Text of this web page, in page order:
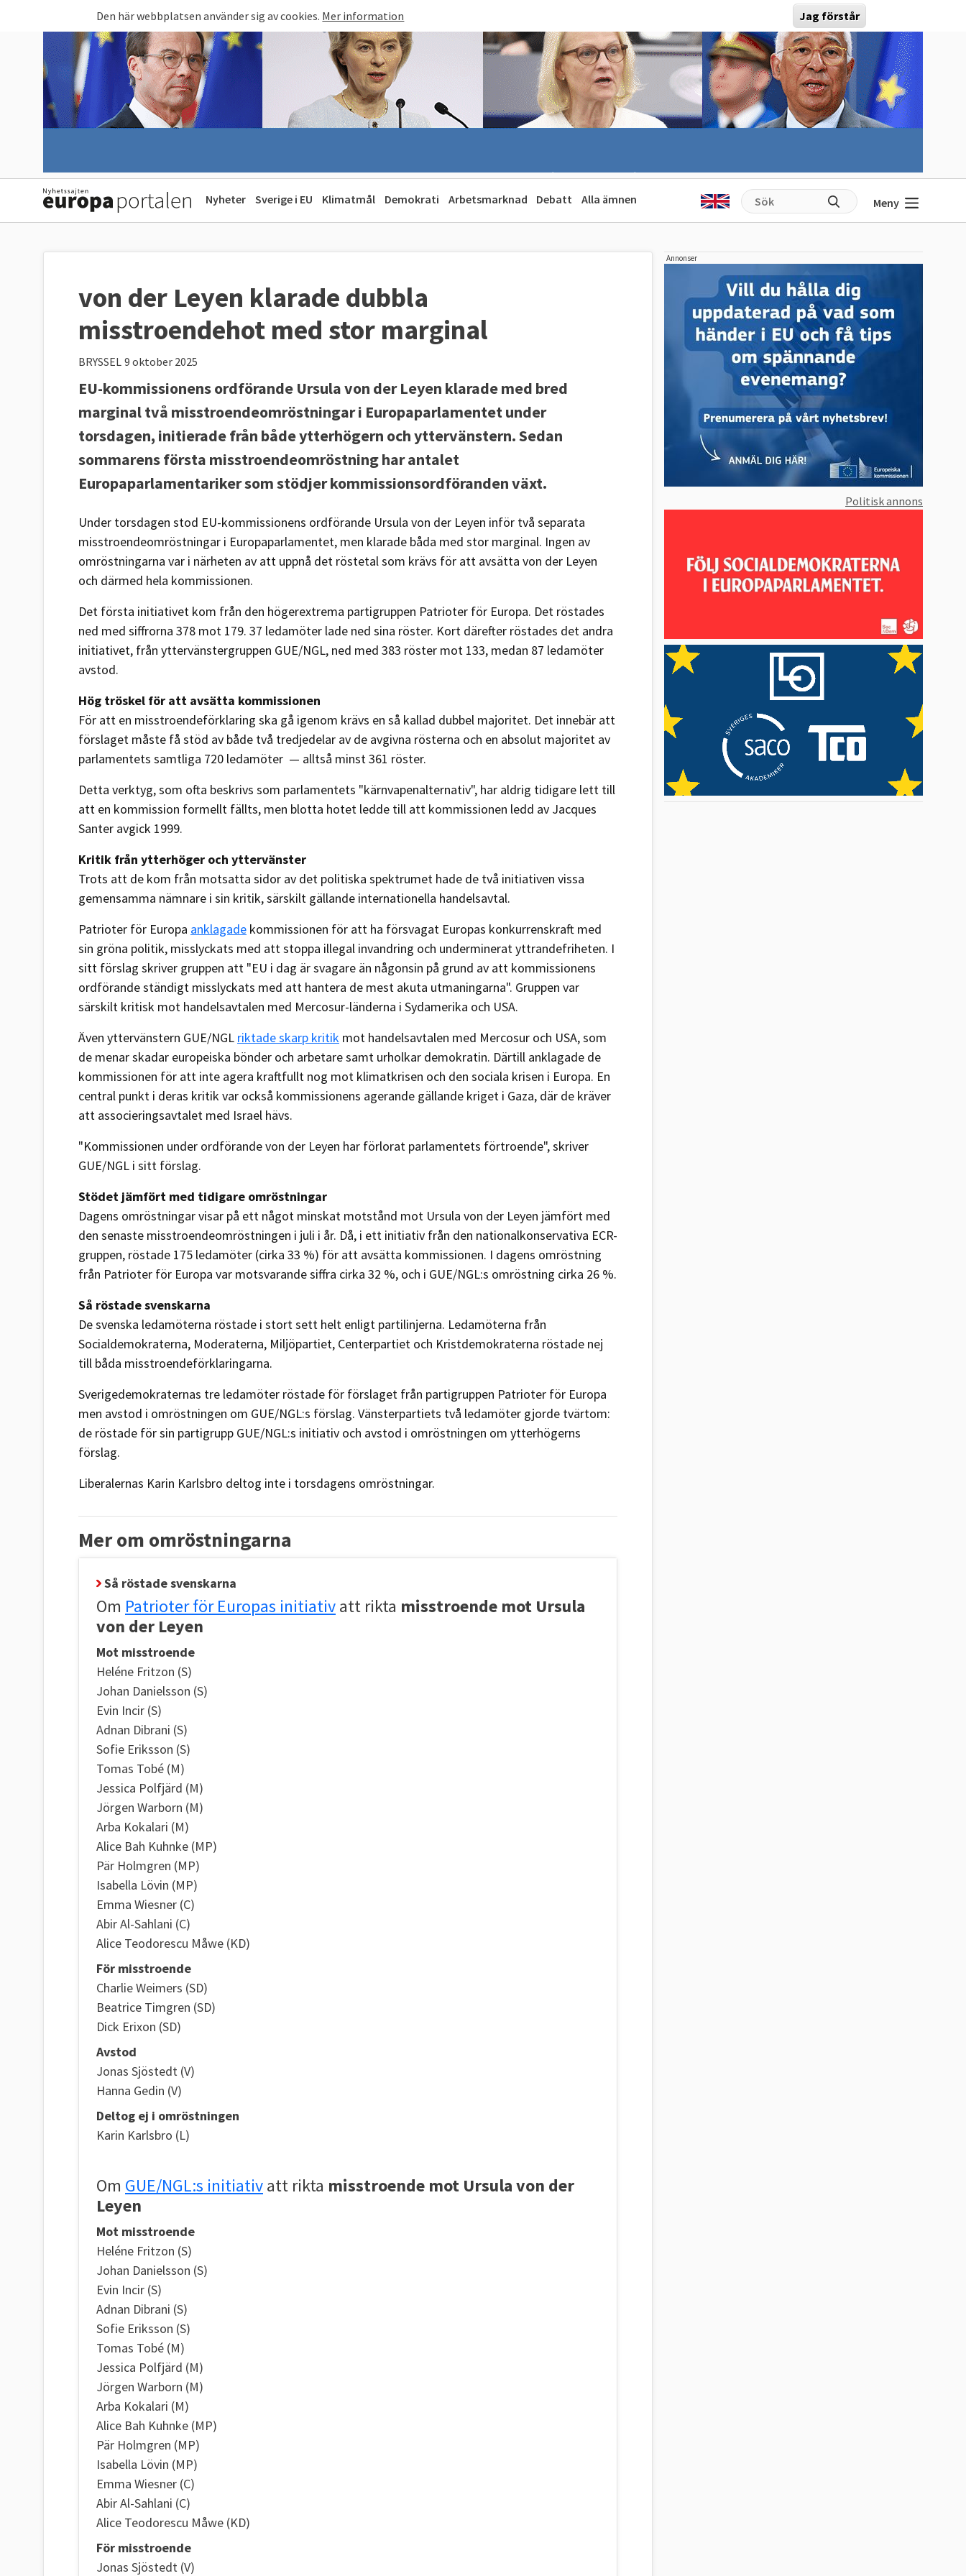
Den här webbplatsen använder sig av cookies. Mer information Jag förstår
Nyheter Sverige i EU Klimatmål Demokrati Arbetsmarknad Debatt Alla ämnen Meny
von der Leyen klarade dubbla
misstroendehot med stor marginal
BRYSSEL 9 oktober 2025
EU-kommissionens ordförande Ursula von der Leyen klarade med bred
marginal två misstroendeomröstningar i Europaparlamentet under
torsdagen, initierade från både ytterhögern och yttervänstern. Sedan
sommarens första misstroendeomröstning har antalet
Europaparlamentariker som stödjer kommissionsordföranden växt.
Under torsdagen stod EU-kommissionens ordförande Ursula von der Leyen inför två separata
misstroendeomröstningar i Europaparlamentet, men klarade båda med stor marginal. Ingen av
omröstningarna var i närheten av att uppnå det röstetal som krävs för att avsätta von der Leyen
och därmed hela kommissionen.
Det första initiativet kom från den högerextrema partigruppen Patrioter för Europa. Det röstades
ned med siffrorna 378 mot 179. 37 ledamöter lade ned sina röster. Kort därefter röstades det andra
initiativet, från yttervänstergruppen GUE/NGL, ned med 383 röster mot 133, medan 87 ledamöter
avstod.
Hög tröskel för att avsätta kommissionen
För att en misstroendeförklaring ska gå igenom krävs en så kallad dubbel majoritet. Det innebär att
förslaget måste få stöd av både två tredjedelar av de avgivna rösterna och en absolut majoritet av
parlamentets samtliga 720 ledamöter — alltså minst 361 röster.
Detta verktyg, som ofta beskrivs som parlamentets "kärnvapenalternativ", har aldrig tidigare lett till
att en kommission formellt fällts, men blotta hotet ledde till att kommissionen ledd av Jacques
Santer avgick 1999.
Kritik från ytterhöger och yttervänster
Trots att de kom från motsatta sidor av det politiska spektrumet hade de två initiativen vissa
gemensamma nämnare i sin kritik, särskilt gällande internationella handelsavtal.
Patrioter för Europa anklagade kommissionen för att ha försvagat Europas konkurrenskraft med
sin gröna politik, misslyckats med att stoppa illegal invandring och underminerat yttrandefriheten. I
sitt förslag skriver gruppen att "EU i dag är svagare än någonsin på grund av att kommissionens
ordförande ständigt misslyckats med att hantera de mest akuta utmaningarna". Gruppen var
särskilt kritisk mot handelsavtalen med Mercosur-länderna i Sydamerika och USA.
Även yttervänstern GUE/NGL riktade skarp kritik mot handelsavtalen med Mercosur och USA, som
de menar skadar europeiska bönder och arbetare samt urholkar demokratin. Därtill anklagade de
kommissionen för att inte agera kraftfullt nog mot klimatkrisen och den sociala krisen i Europa. En
central punkt i deras kritik var också kommissionens agerande gällande kriget i Gaza, där de kräver
att associeringsavtalet med Israel hävs.
"Kommissionen under ordförande von der Leyen har förlorat parlamentets förtroende", skriver
GUE/NGL i sitt förslag.
Stödet jämfört med tidigare omröstningar
Dagens omröstningar visar på ett något minskat motstånd mot Ursula von der Leyen jämfört med
den senaste misstroendeomröstningen i juli i år. Då, i ett initiativ från den nationalkonservativa ECR-
gruppen, röstade 175 ledamöter (cirka 33 %) för att avsätta kommissionen. I dagens omröstning
från Patrioter för Europa var motsvarande siffra cirka 32 %, och i GUE/NGL:s omröstning cirka 26 %.
Så röstade svenskarna
De svenska ledamöterna röstade i stort sett helt enligt partilinjerna. Ledamöterna från
Socialdemokraterna, Moderaterna, Miljöpartiet, Centerpartiet och Kristdemokraterna röstade nej
till båda misstroendeförklaringarna.
Sverigedemokraternas tre ledamöter röstade för förslaget från partigruppen Patrioter för Europa
men avstod i omröstningen om GUE/NGL:s förslag. Vänsterpartiets två ledamöter gjorde tvärtom:
de röstade för sin partigrupp GUE/NGL:s initiativ och avstod i omröstningen om ytterhögerns
förslag.
Liberalernas Karin Karlsbro deltog inte i torsdagens omröstningar.
Mer om omröstningarna
Så röstade svenskarna
Om Patrioter för Europas initiativatt rikta misstroende mot Ursula
von der Leyen
Mot misstroende
Heléne Fritzon (S)
Johan Danielsson (S)
Evin Incir (S)
Adnan Dibrani (S)
Sofie Eriksson (S)
Tomas Tobé (M)
Jessica Polfjärd (M)
Jörgen Warborn (M)
Arba Kokalari (M)
Alice Bah Kuhnke (MP)
Pär Holmgren (MP)
Isabella Lövin (MP)
Emma Wiesner (C)
Abir Al-Sahlani (C)
Alice Teodorescu Måwe (KD)
För misstroende
Charlie Weimers (SD)
Beatrice Timgren (SD)
Dick Erixon (SD)
Avstod
Jonas Sjöstedt (V)
Hanna Gedin (V)
Deltog ej i omröstningen
Karin Karlsbro (L)
Om GUE/NGL:s initiativatt rikta misstroende mot Ursula von der
Leyen
Mot misstroende
Heléne Fritzon (S)
Johan Danielsson (S)
Evin Incir (S)
Adnan Dibrani (S)
Sofie Eriksson (S)
Tomas Tobé (M)
Jessica Polfjärd (M)
Jörgen Warborn (M)
Arba Kokalari (M)
Alice Bah Kuhnke (MP)
Pär Holmgren (MP)
Isabella Lövin (MP)
Emma Wiesner (C)
Abir Al-Sahlani (C)
Alice Teodorescu Måwe (KD)
För misstroende
Jonas Sjöstedt (V)
Annonser
Politisk annons